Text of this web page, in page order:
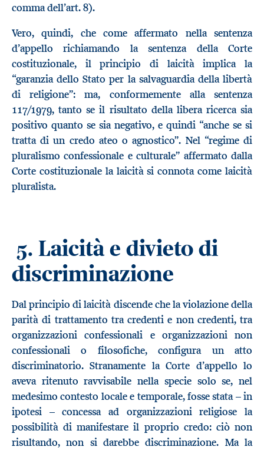
comma dell’art. 8).
Vero, quindi, che come affermato nella sentenza
d’appello richiamando la sentenza della Corte
costituzionale, il principio di laicità implica la
“garanzia dello Stato per la salvaguardia della libertà
di religione”: ma, conformemente alla sentenza
117/1979, tanto se il risultato della libera ricerca sia
positivo quanto se sia negativo, e quindi “anche se si
tratta di un credo ateo o agnostico”. Nel “regime di
pluralismo confessionale e culturale” affermato dalla
Corte costituzionale la laicità si connota come laicità
pluralista.
5. Laicità e divieto di
discriminazione
Dal principio di laicità discende che la violazione della
parità di trattamento tra credenti e non credenti, tra
organizzazioni confessionali e organizzazioni non
confessionali o filosofiche, configura un atto
discriminatorio. Stranamente la Corte d’appello lo
aveva ritenuto ravvisabile nella specie solo se, nel
medesimo contesto locale e temporale, fosse stata – in
ipotesi – concessa ad organizzazioni religiose la
possibilità di manifestare il proprio credo: ciò non
risultando, non si darebbe discriminazione. Ma la